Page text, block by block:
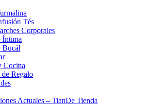
Tés
Corporales
Íntima
Bucál
Cocina
de Regalo
Actuales – TianDe Tienda